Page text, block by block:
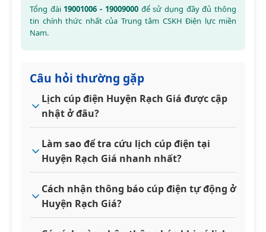
Tổng đài 19001006 - 19009000để sử dụng đầy đủ thông
tin chính thức nhất của Trung tâm CSKH Điện lực miền
Nam.
Câu hỏi thường gặp
Lịch cúp điện Huyện Rạch Giá được cập
nhật ở đâu?
Làm sao để tra cứu lịch cúp điện tại
Huyện Rạch Giá nhanh nhất?
Cách nhận thông báo cúp điện tự động ở
Huyện Rạch Giá?